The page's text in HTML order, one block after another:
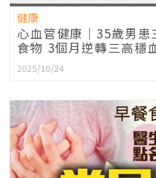
健康
心血管健康｜35歲男
食物 3個月逆轉三高穩
2025/10/24